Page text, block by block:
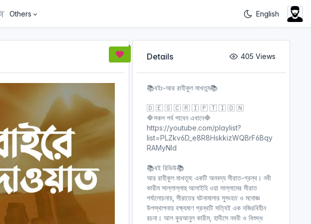
Others
Details 405 Views
📚বইঃ-আর রাহীকুল মাখতুম📚
🇩 🇪 🇸 🇨 🇷 🇮 🇵 🇹 🇮 🇴 🇳
🔷সকল পর্ব পাবেন এখানে🔷
https://youtube.com/playlist?
list=PLZkv6D_e8R8HskkizWQBrF6Bqy
RAMyNld
📚বই রিভিউ📚
আর রাহীকুল মাখতূম: একটি অনবদ্য সীরাত-গ্রন্থ। নবী
কারীম সাল্লাল্লাহু আলাইহি ওয়া সাল্লামের সীরাত
পর্যালোচনায়, সীরাতের ঘটনামালার সুসংহত ও মনোজ্ঞ
উপস্থাপনায় বক্ষ্যমাণ গ্রন্থটি সত্যিই এক নজিরবিহীন
রচনা। আল কুরআনুল কারীম, হাদীসে নববী ও বিশুদ্ধ